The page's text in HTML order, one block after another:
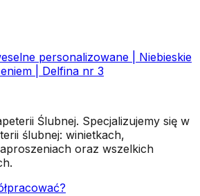
personalizowane | Niebieskie
| Delfina nr 3
Ślubnej. Specjalizujemy się w
ślubnej: winietkach,
oraz wszelkich